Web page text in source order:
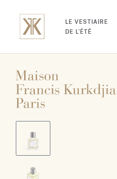
LE VESTIAIRE
DE L'ÉTÉ